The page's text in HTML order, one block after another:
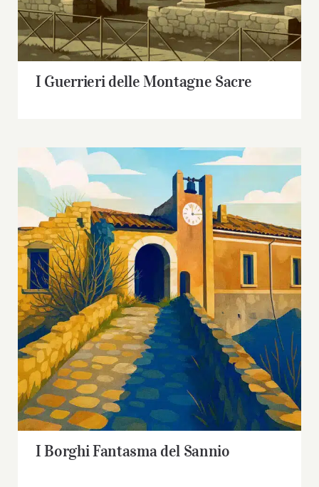
I Guerrieri delle Montagne Sacre
I Borghi Fantasma del Sannio
I Borghi Fantasma del Sannio